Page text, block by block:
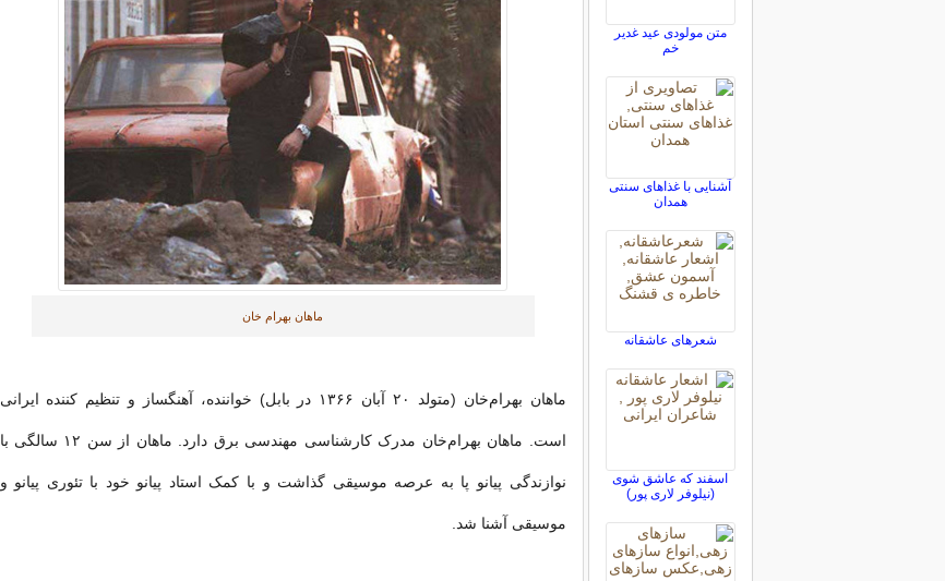
ماهان بهرام خان
ماهان بهرام‌خان (متولد ۲۰ آبان ۱۳۶۶ در بابل) خواننده، آهنگساز و تنظیم کننده ایرانی
است. ماهان بهرام‌خان مدرک کارشناسی مهندسی برق دارد. ماهان از سن ۱۲ سالگی با
نوازندگی پیانو پا به عرصه موسیقی گذاشت و با کمک استاد پیانو خود با تئوری پیانو و
موسیقی آشنا شد.
متن مولودی عید غدیر
خم
آشنایی با غذاهای سنتی
همدان
شعرهای عاشقانه
اسفند که عاشق شوی
(نیلوفر لاری پور)